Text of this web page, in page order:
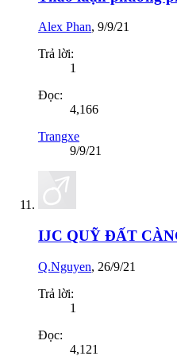
Alex Phan, 9/9/21
Trả lời:
1
Đọc:
4,166
Trangxe
9/9/21
IJC QUỸ ĐẤT
Q.Nguyen, 26/9/21
Trả lời:
1
Đọc:
4,121